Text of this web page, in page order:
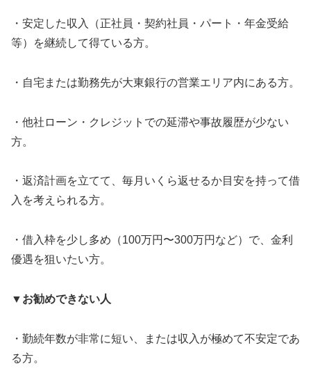
・安定した収入（正社員・契約社員・パート・年金受給
等）を継続して得ている方。
・自宅または勤務先が大東銀行の営業エリア内にある方。
・他社ローン・クレジットでの延滞や事故履歴が少ない
方。
・返済計画を立てて、毎月いくら返せるか目安を持って借
入を考えられる方。
・借入枠を少し多め（100万円〜300万円など）で、金利
優遇を狙いたい方。
▼お勧めできない人
・勤続年数が非常に短い、または収入が極めて不安定であ
る方。